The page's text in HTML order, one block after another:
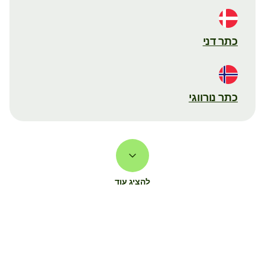
כתר דני
כתר נורווגי
להציג עוד